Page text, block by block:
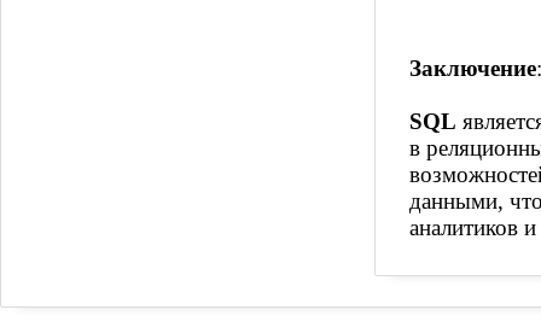
Заключение:
SQL
в
данными,
аналитиков